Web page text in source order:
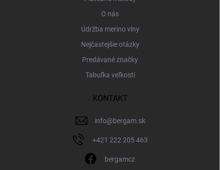
O nás
Údržba merino vlny
Nejčastejšie otázky
Predávané značky
Tabuľka veľkostí
KONTAKT
info@bergam.sk
+421 222 205 463
bergamcz